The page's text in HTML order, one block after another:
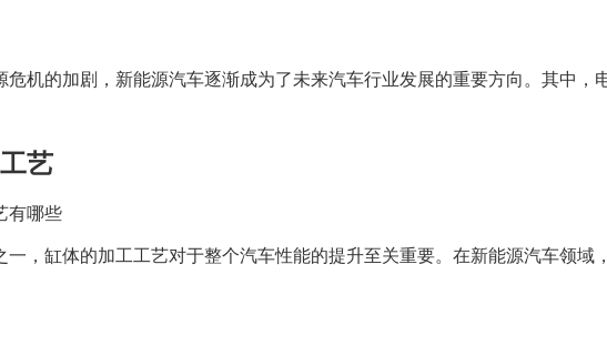
危机的加剧，新能源汽车逐渐成为了未来汽车行业发展的重要方向。其中，
艺
一，缸体的加工工艺对于整个汽车性能的提升至关重要。在新能源汽车领域